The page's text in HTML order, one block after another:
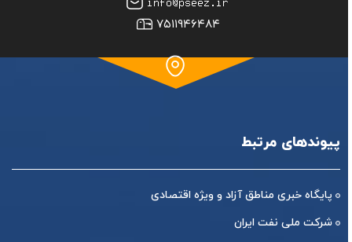
۷۵۱۱۹۴۶۴۸۴
پیوندهای مرتبط
پایگاه خبری مناطق آزاد و ویژه اقتصادی
شرکت ملی نفت ایران